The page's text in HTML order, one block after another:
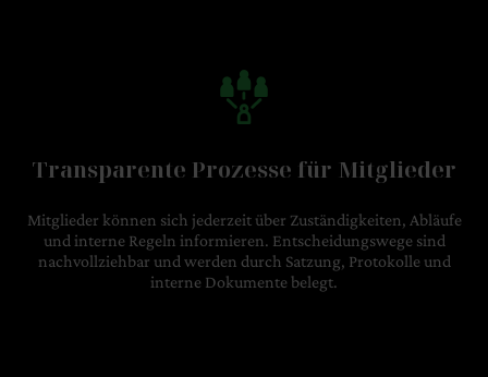
Transparente Prozesse für Mitglieder
Mitglieder können sich jederzeit über Zuständigkeiten, Abläufe
und interne Regeln informieren. Entscheidungswege sind
nachvollziehbar und werden durch Satzung, Protokolle und
interne Dokumente belegt.